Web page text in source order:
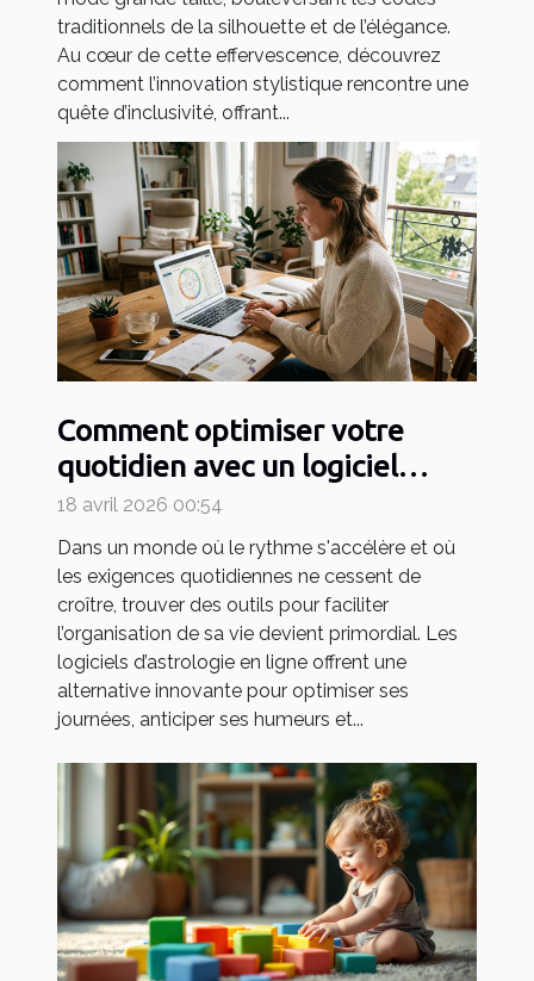
traditionnels de la silhouette et de l’élégance.
Au cœur de cette effervescence, découvrez
comment l’innovation stylistique rencontre une
quête d’inclusivité, offrant...
Comment optimiser votre
quotidien avec un logiciel
d'astrologie en ligne ?
18 avril 2026 00:54
Dans un monde où le rythme s'accélère et où
les exigences quotidiennes ne cessent de
croître, trouver des outils pour faciliter
l’organisation de sa vie devient primordial. Les
logiciels d’astrologie en ligne offrent une
alternative innovante pour optimiser ses
journées, anticiper ses humeurs et...